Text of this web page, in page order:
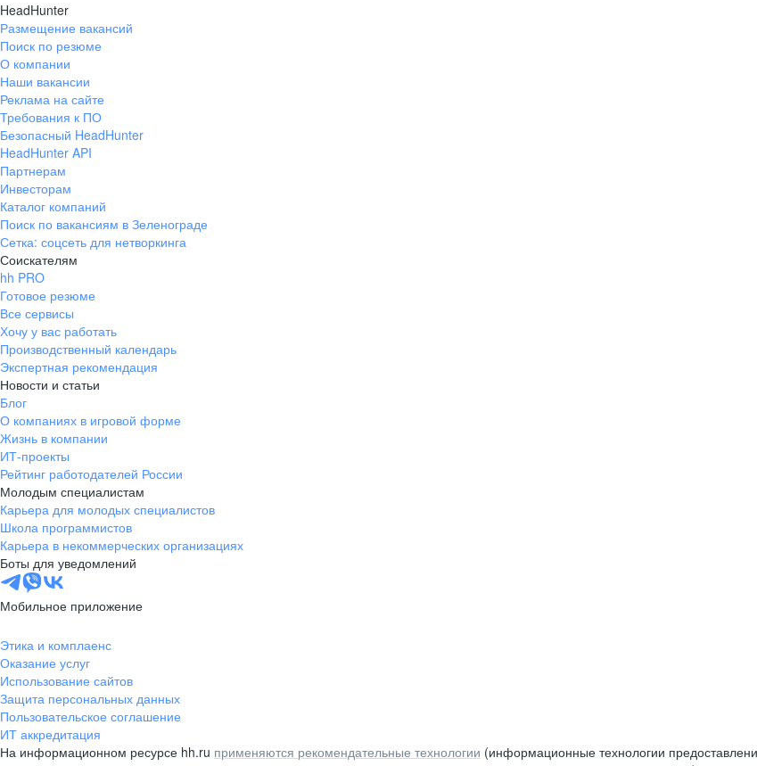
HeadHunter
Размещение вакансий
Поиск по резюме
О компании
Наши вакансии
Реклама на сайте
Требования к ПО
Безопасный HeadHunter
HeadHunter API
Партнерам
Инвесторам
Каталог компаний
Поиск по вакансиям в Зеленограде
Сетка: соцсеть для нетворкинга
Соискателям
hh PRO
Готовое резюме
Все сервисы
Хочу у вас работать
Производственный календарь
Экспертная рекомендация
Новости и статьи
Блог
О компаниях в игровой форме
Жизнь в компании
ИТ-проекты
Рейтинг работодателей России
Молодым специалистам
Карьера для молодых специалистов
Школа программистов
Карьера в некоммерческих организациях
Боты для уведомлений
Мобильное приложение
Этика и комплаенс
Оказание услуг
Использование сайтов
Защита персональных данных
Пользовательское соглашение
ИТ аккредитация
На информационном ресурсе hh.ru применяются рекомендательные технологии (информационные технологии